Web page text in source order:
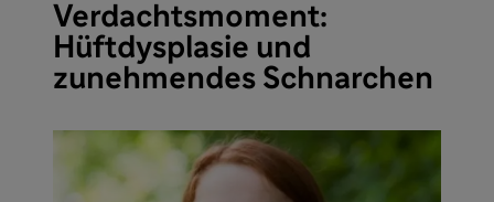
Verdachtsmoment:
Hüftdysplasie und
zunehmendes Schnarchen